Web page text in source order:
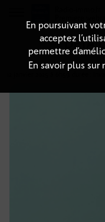
En poursuivant
acceptez
permettre
En savoir plus